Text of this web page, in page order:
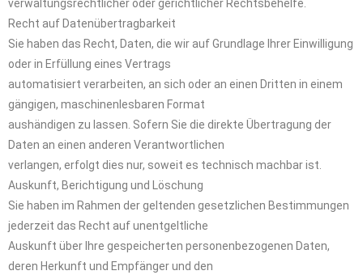
verwaltungsrechtlicher oder gerichtlicher Rechtsbehelfe.
Recht auf Datenübertragbarkeit
Sie haben das Recht, Daten, die wir auf Grundlage Ihrer Einwilligung
oder in Erfüllung eines Vertrags
automatisiert verarbeiten, an sich oder an einen Dritten in einem
gängigen, maschinenlesbaren Format
aushändigen zu lassen. Sofern Sie die direkte Übertragung der
Daten an einen anderen Verantwortlichen
verlangen, erfolgt dies nur, soweit es technisch machbar ist.
Auskunft, Berichtigung und Löschung
Sie haben im Rahmen der geltenden gesetzlichen Bestimmungen
jederzeit das Recht auf unentgeltliche
Auskunft über Ihre gespeicherten personenbezogenen Daten,
deren Herkunft und Empfänger und den